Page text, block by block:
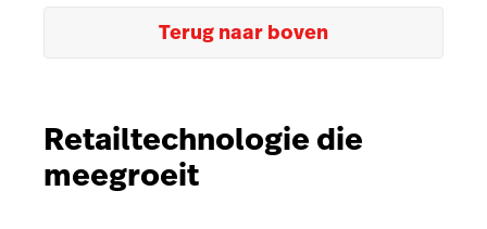
Terug naar boven
Retailtechnologie die
meegroeit